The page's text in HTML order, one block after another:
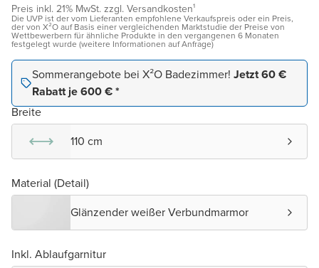
Preis inkl. 21% MwSt. zzgl. Versandkosten¹
Die UVP ist der vom Lieferanten empfohlene Verkaufspreis oder ein Preis,
der von X²O auf Basis einer vergleichenden Marktstudie der Preise von
Wettbewerbern für ähnliche Produkte in den vergangenen 6 Monaten
festgelegt wurde (weitere Informationen auf Anfrage)
Sommerangebote bei X²O Badezimmer! Jetzt 60 €
Rabatt je 600 € *
Breite
110 cm
Material (Detail)
Glänzender weißer Verbundmarmor
Inkl. Ablaufgarnitur